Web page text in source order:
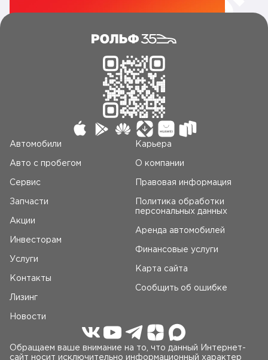
Автомобили
Авто c пробегом
Сервис
Запчасти
Акции
Инвесторам
Услуги
Контакты
Лизинг
Новости
Карьера
О компании
Правовая информация
Политика обработки
персональных данных
Аренда автомобилей
Финансовые услуги
Карта сайта
Сообщить об ошибке
Обращаем ваше внимание на то, что данный Интернет-
сайт носит исключительно информационный характер